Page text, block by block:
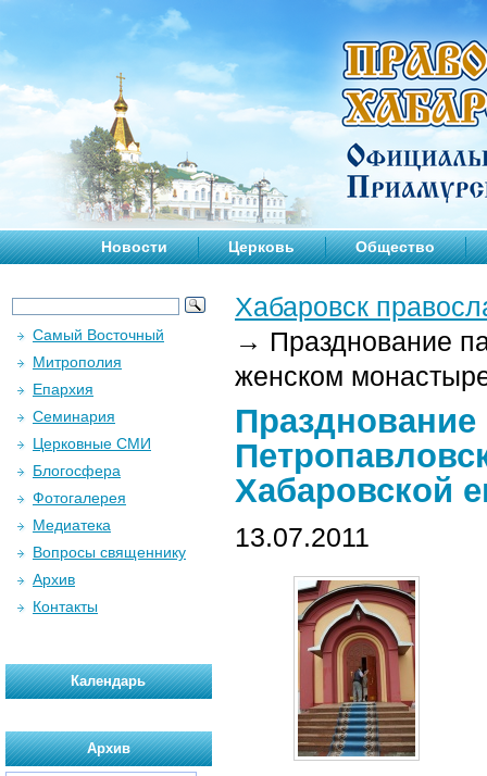
Новости Церковь Общество
Хабаровск
→ Празднование
женском
Хабаровской
13.07.2011
Самый Восточный
Митрополия
Епархия
Семинария
Церковные СМИ
Блогосфера
Фотогалерея
Медиатека
Вопросы священнику
Архив
Контакты
Календарь
Архив